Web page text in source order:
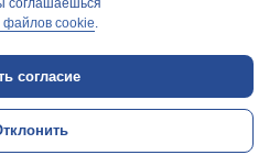
файлов cookie
согласие
данных
”дать согласие“,
при получении